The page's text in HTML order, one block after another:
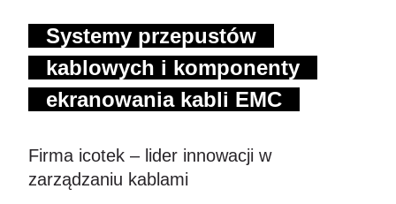
Systemy przepustów
kablowych i komponenty
ekranowania kabli EMC
Firma icotek – lider innowacji w
zarządzaniu kablami